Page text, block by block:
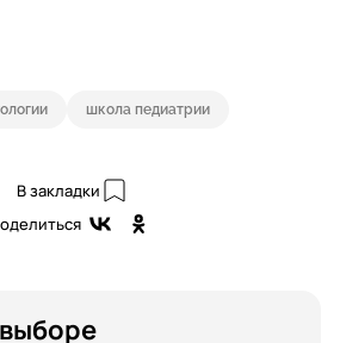
школа педиатрии
В закладки